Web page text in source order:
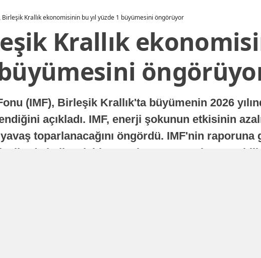
Birleşik Krallık ekonomisinin bu yıl yüzde 1 büyümesini öngörüyor
Krallık
(IMF), Birleşik Krallık'ta büyümenin 2026
açıkladı. IMF, enerji şokunun etkisinin
toparlanacağını öngördü. IMF'nin raporuna
yıllarda istikrarlı bir toparlanma süreci